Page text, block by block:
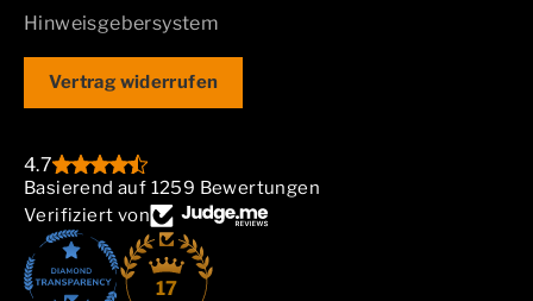
Hinweisgebersystem
Vertrag widerrufen
4.7
Basierend auf 1259 Bewertungen
Verifiziert von
17